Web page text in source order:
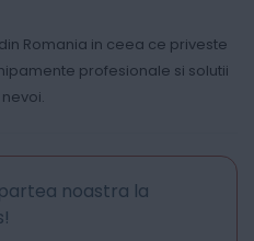
Romania in ceea ce priveste
profesionale si solutii
noastra la